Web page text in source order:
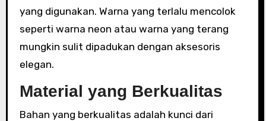
yang digunakan. Warna yang terlalu mencolok
seperti warna neon atau warna yang terang
mungkin sulit dipadukan dengan aksesoris
elegan.
Material yang Berkualitas
Bahan yang berkualitas adalah kunci dari